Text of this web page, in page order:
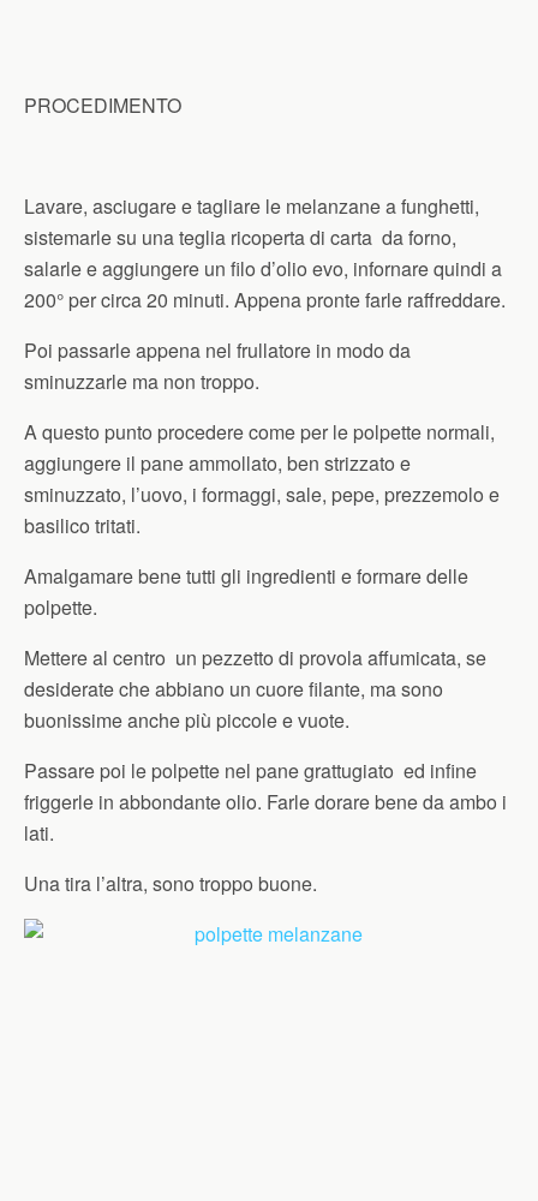
PROCEDIMENTO
Lavare, asciugare e tagliare le melanzane a funghetti,
sistemarle su una teglia ricoperta di carta da forno,
salarle e aggiungere un filo d’olio evo, infornare quindi a
200° per circa 20 minuti. Appena pronte farle raffreddare.
Poi passarle appena nel frullatore in modo da
sminuzzarle ma non troppo.
A questo punto procedere come per le polpette normali,
aggiungere il pane ammollato, ben strizzato e
sminuzzato, l’uovo, i formaggi, sale, pepe, prezzemolo e
basilico tritati.
Amalgamare bene tutti gli ingredienti e formare delle
polpette.
Mettere al centro un pezzetto di provola affumicata, se
desiderate che abbiano un cuore filante, ma sono
buonissime anche più piccole e vuote.
Passare poi le polpette nel pane grattugiato ed infine
friggerle in abbondante olio. Farle dorare bene da ambo i
lati.
Una tira l’altra, sono troppo buone.